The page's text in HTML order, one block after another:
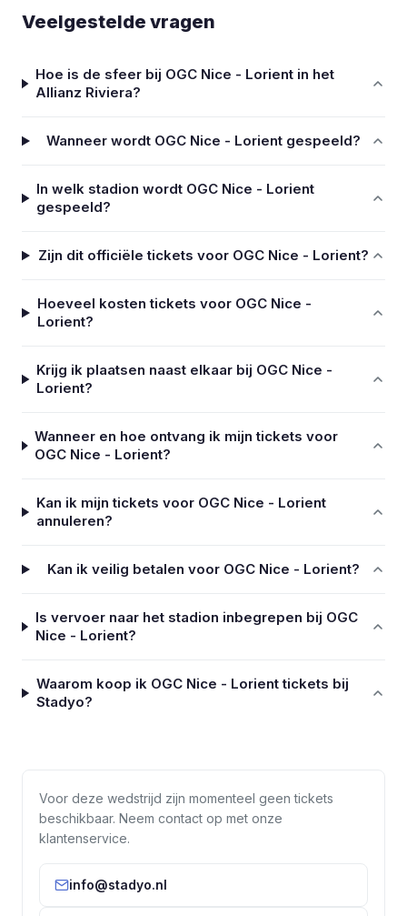
Veelgestelde vragen
Hoe is de sfeer bij OGC Nice - Lorient in het
Allianz Riviera?
Wanneer wordt OGC Nice - Lorient gespeeld?
In welk stadion wordt OGC Nice - Lorient
gespeeld?
Zijn dit officiële tickets voor OGC Nice - Lorient?
Hoeveel kosten tickets voor OGC Nice -
Lorient?
Krijg ik plaatsen naast elkaar bij OGC Nice -
Lorient?
Wanneer en hoe ontvang ik mijn tickets voor
OGC Nice - Lorient?
Kan ik mijn tickets voor OGC Nice - Lorient
annuleren?
Kan ik veilig betalen voor OGC Nice - Lorient?
Is vervoer naar het stadion inbegrepen bij OGC
Nice - Lorient?
Waarom koop ik OGC Nice - Lorient tickets bij
Stadyo?
Voor deze wedstrijd zijn momenteel geen tickets
beschikbaar. Neem contact op met onze
klantenservice.
info@stadyo.nl